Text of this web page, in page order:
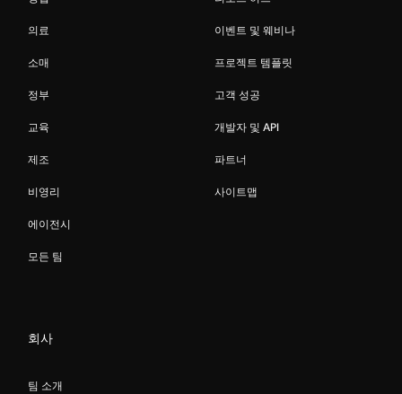
의료
소매
정부
교육
제조
비영리
에이전시
모든 팀
이벤트 및 웨비나
프로젝트 템플릿
고객 성공
개발자 및 API
파트너
사이트맵
회사
팀 소개